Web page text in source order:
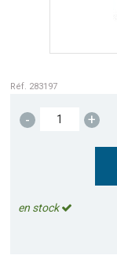
Réf. 283197
- +
en stock